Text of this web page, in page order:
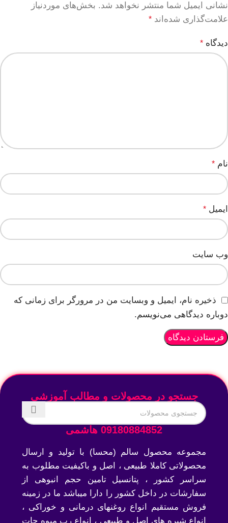
نشانی ایمیل شما منتشر نخواهد شد. بخش‌های موردنیاز
علامت‌گذاری شده‌اند *
دیدگاه *
نام *
ایمیل *
وب‌ سایت
ذخیره نام، ایمیل و وبسایت من در مرورگر برای زمانی که
دوباره دیدگاهی می‌نویسم.
جستجو در محصولات و مطالب آموزشی
09180884852 هاشمی
مجموعه محصول سالم (محسا) با تولید و ارسال
محصولاتی کاملا طبیعی ، اصل و باکیفیت مطلوب به
سراسر کشور ، پتانسیل تامین حجم انبوهی از
سفارشات در داخل کشور را دارا میباشد ما در زمینه
فروش مستقیم انواع روغنهای درمانی و خوراکی ،
انواع شیره های اصل و طبیعی ، انواع رب میوه جات